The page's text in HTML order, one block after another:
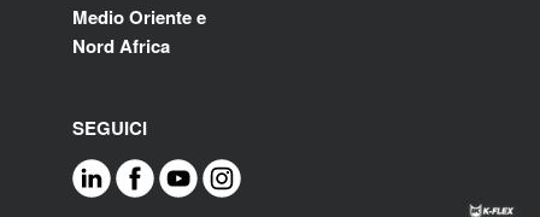
Medio Oriente e
Nord Africa
SEGUICI